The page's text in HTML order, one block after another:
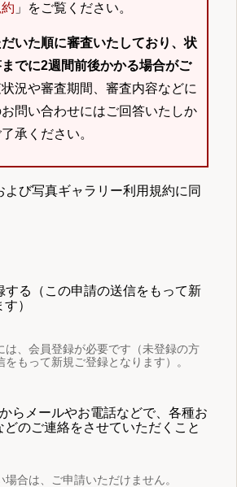
」をご覧ください。
いた順に審査いたしており、状
でに2週間前後かかる場合がご
況や審査期間、審査内容などに
問い合わせにはご回答いたしか
承ください。
よび写真ギャラリー利用規約に同
する（この申請の送信をもって新
）
、会員登録が必要です（未登録の方
もって新規ご登録となります）。
らメールやお電話などで、各種お
のご連絡をさせていただくこと
合は、ご申請いただけません。